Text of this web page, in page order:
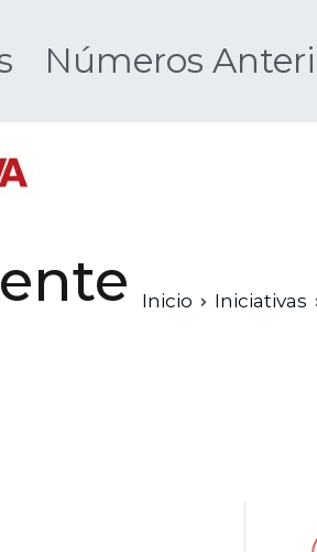
Números
Inicio Iniciativas